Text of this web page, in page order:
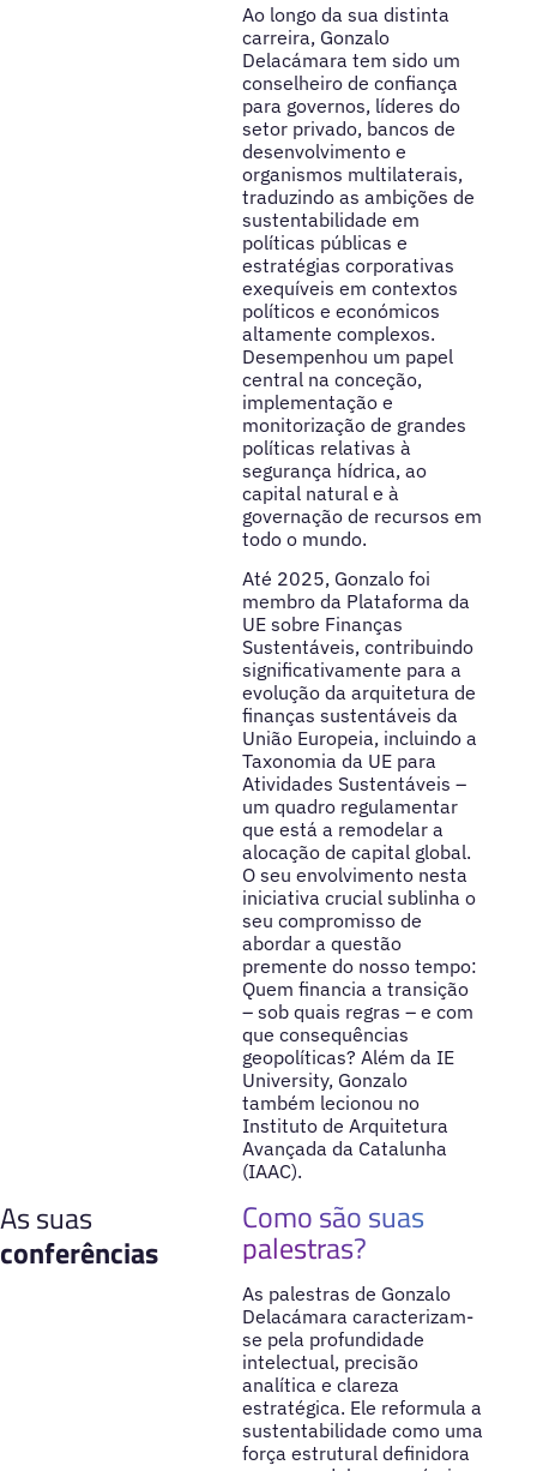
Ao longo da sua distinta
carreira, Gonzalo
Delacámara tem sido um
conselheiro de confiança
para governos, líderes do
setor privado, bancos de
desenvolvimento e
organismos multilaterais,
traduzindo as ambições de
sustentabilidade em
políticas públicas e
estratégias corporativas
exequíveis em contextos
políticos e económicos
altamente complexos.
Desempenhou um papel
central na conceção,
implementação e
monitorização de grandes
políticas relativas à
segurança hídrica, ao
capital natural e à
governação de recursos em
todo o mundo.
Até 2025, Gonzalo foi
membro da Plataforma da
UE sobre Finanças
Sustentáveis, contribuindo
significativamente para a
evolução da arquitetura de
finanças sustentáveis da
União Europeia, incluindo a
Taxonomia da UE para
Atividades Sustentáveis –
um quadro regulamentar
que está a remodelar a
alocação de capital global.
O seu envolvimento nesta
iniciativa crucial sublinha o
seu compromisso de
abordar a questão
premente do nosso tempo:
Quem financia a transição
– sob quais regras – e com
que consequências
geopolíticas? Além da IE
University, Gonzalo
também lecionou no
Instituto de Arquitetura
Avançada da Catalunha
(IAAC).
As suas
conferências
Como são suas
palestras?
As palestras de Gonzalo
Delacámara caracterizam-
se pela profundidade
intelectual, precisão
analítica e clareza
estratégica. Ele reformula a
sustentabilidade como uma
força estrutural definidora